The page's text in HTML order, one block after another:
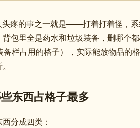
疼的事之一就是——打着打着怪，系
包里全是药水和垃圾装备，删哪个
栏占用的格子），实际能放物品的
东西占格子最多
分成四类：